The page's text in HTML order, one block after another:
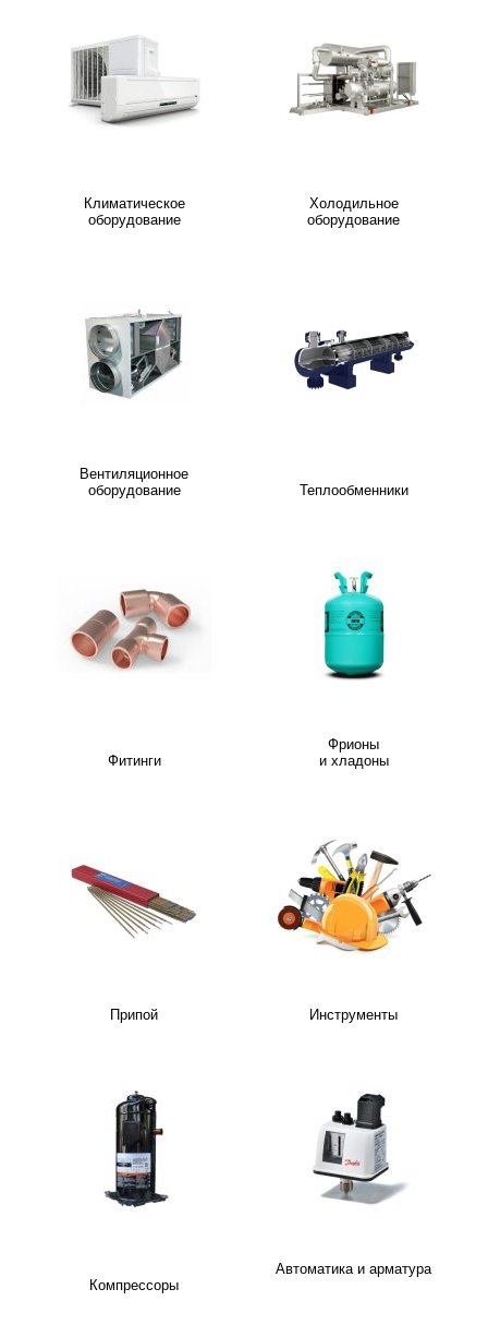
Климатическое
оборудование
Вентиляционное
оборудование
Фитинги
Припой
Компрессоры
Холодильное
оборудование
Теплообменники
Фрионы
и хладоны
Инструменты
Автоматика и арматура